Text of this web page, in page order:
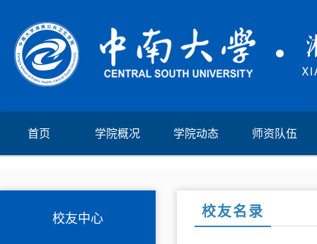
首页 学院概况 学院动态 师资队伍
校友中心 校友名录